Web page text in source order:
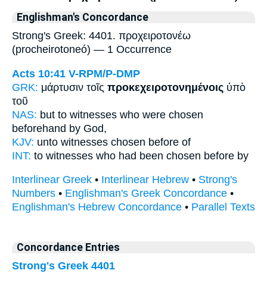
Englishman's Concordance
Strong's Greek: 4401. προχειροτονέω
(procheirotoneó) — 1 Occurrence
Acts 10:41 V-RPM/P-DMP
GRK: μάρτυσιν τοῖς προκεχειροτονημένοις ὑπὸ
τοῦ
NAS: but to witnesses who were chosen
beforehand by God,
KJV: unto witnesses chosen before of
INT: to witnesses who had been chosen before by
Interlinear Greek • Interlinear Hebrew • Strong's
Numbers • Englishman's Greek Concordance •
Englishman's Hebrew Concordance • Parallel Texts
Concordance Entries
Strong's Greek 4401